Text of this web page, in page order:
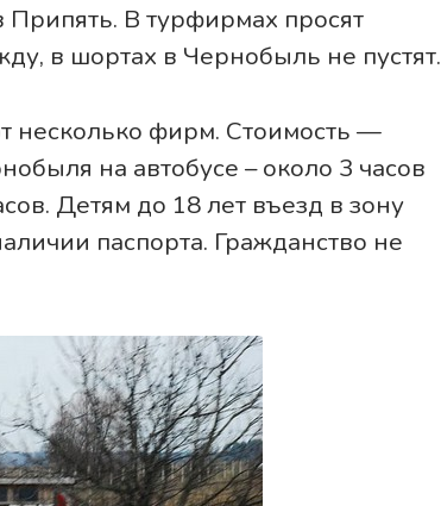
Припять. В турфирмах просят
в шортах в Чернобыль не пустят.
несколько фирм. Стоимость —
на автобусе – около 3 часов
Детям до 18 лет въезд в зону
паспорта. Гражданство не